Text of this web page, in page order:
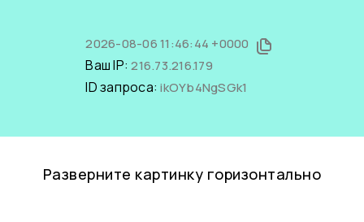
2026-08-06 11:46:44 +0000
Ваш IP:216.73.216.179
ID запроса:ikOYb4NgSGk1
Разверните картинку горизонтально